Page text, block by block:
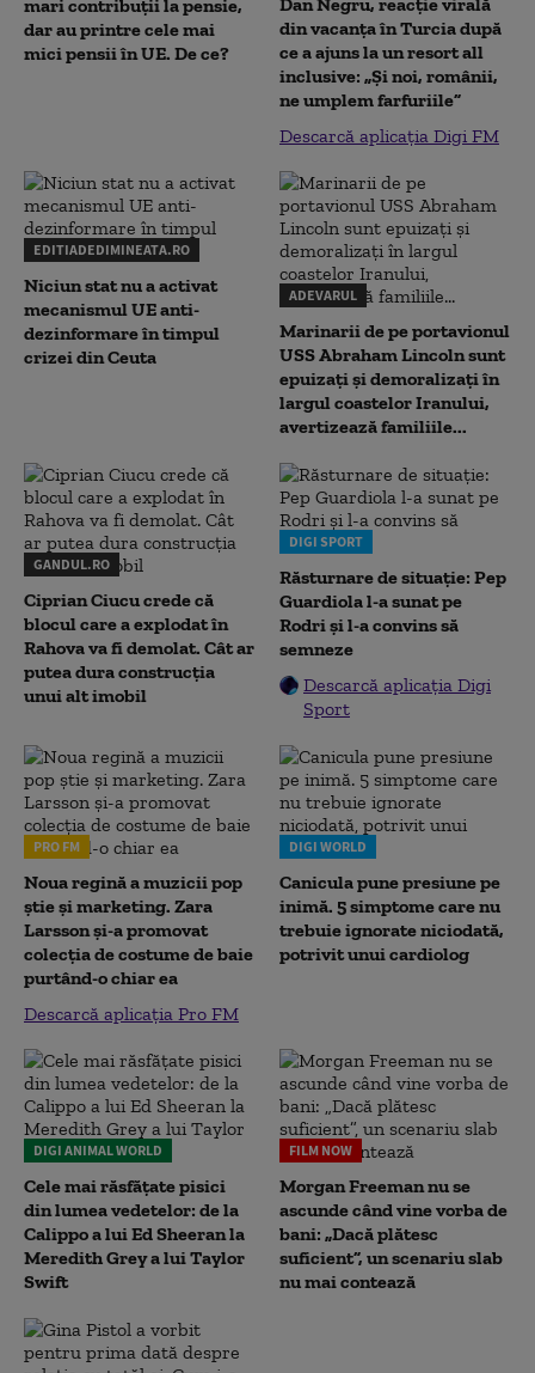
mari contribuții la pensie,
dar au printre cele mai
mici pensii în UE. De ce?
din vacanța în Turcia după
ce a ajuns la un resort all
inclusive: „Și noi, românii,
ne umplem farfuriile”
Descarcă aplicația Digi FM
EDITIADEDIMINEATA.RO
Niciun stat nu a activat
mecanismul UE anti-
dezinformare în timpul
crizei din Ceuta
ADEVARUL
Marinarii de pe portavionul
USS Abraham Lincoln sunt
epuizați și demoralizați în
largul coastelor Iranului,
avertizează familiile...
GANDUL.RO
Ciprian Ciucu crede că
blocul care a explodat în
Rahova va fi demolat. Cât ar
putea dura construcția
unui alt imobil
DIGI SPORT
Răsturnare de situație: Pep
Guardiola l-a sunat pe
Rodri și l-a convins să
semneze
Descarcă aplicația Digi
Sport
PRO FM
Noua regină a muzicii pop
știe și marketing. Zara
Larsson și-a promovat
colecția de costume de baie
purtând-o chiar ea
Descarcă aplicația Pro FM
DIGI WORLD
Canicula pune presiune pe
inimă. 5 simptome care nu
trebuie ignorate niciodată,
potrivit unui cardiolog
DIGI ANIMAL WORLD
Cele mai răsfățate pisici
din lumea vedetelor: de la
Calippo a lui Ed Sheeran la
Meredith Grey a lui Taylor
Swift
FILM NOW
Morgan Freeman nu se
ascunde când vine vorba de
bani: „Dacă plătesc
suficient”, un scenariu slab
nu mai contează